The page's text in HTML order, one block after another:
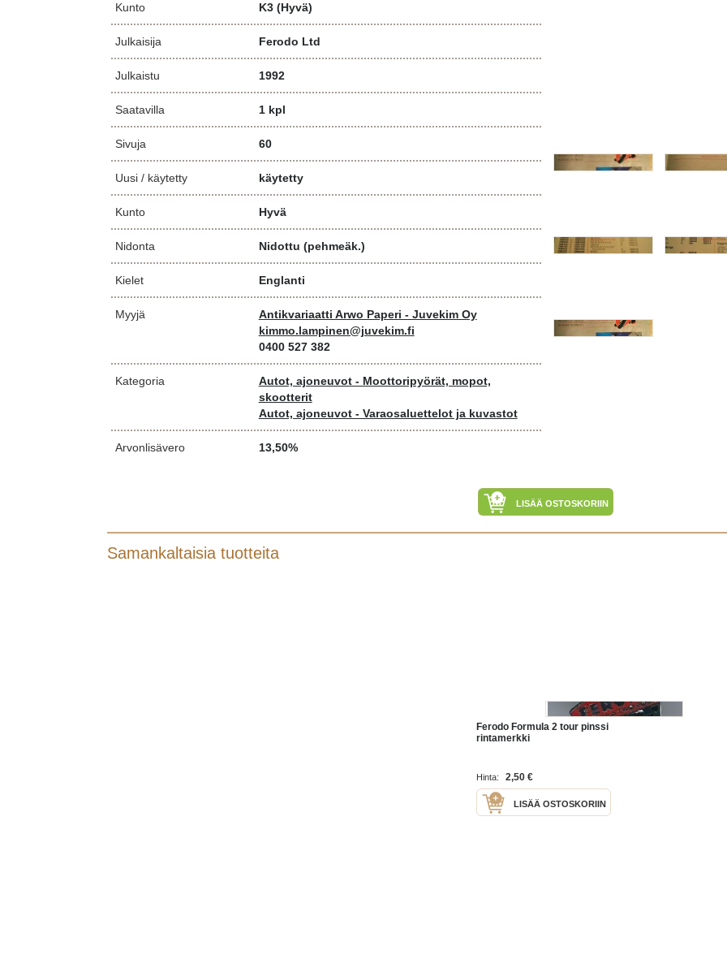
Kunto K3 (Hyvä)
Julkaisija Ferodo Ltd
Julkaistu 1992
Saatavilla 1 kpl
Sivuja 60
Uusi / käytetty käytetty
Kunto Hyvä
Nidonta Nidottu (pehmeäk.)
Kielet Englanti
Myyjä
Antikvariaatti Arwo Paperi - Juvekim Oy
kimmo.lampinen@juvekim.fi
0400 527 382
Kategoria
Autot, ajoneuvot - Moottoripyörät, mopot,
skootterit
Autot, ajoneuvot - Varaosaluettelot ja kuvastot
Arvonlisävero 13,50%
LISÄÄ OSTOSKORIIN
Samankaltaisia tuotteita
Ferodo Formula 2 tour pinssi
rintamerkki
Hinta: 2,50 €
LISÄÄ OSTOSKORIIN